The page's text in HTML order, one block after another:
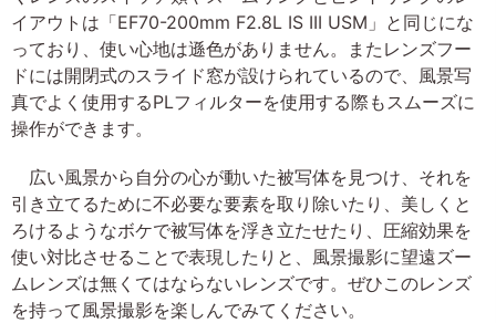
イアウトは「EF70-200mm F2.8L IS III USM」と同じにな
っており、使い心地は遜色がありません。またレンズフー
ドには開閉式のスライド窓が設けられているので、風景写
真でよく使用するPLフィルターを使用する際もスムーズに
操作ができます。
広い風景から自分の心が動いた被写体を見つけ、それを
引き立てるために不必要な要素を取り除いたり、美しくと
ろけるようなボケで被写体を浮き立たせたり、圧縮効果を
使い対比させることで表現したりと、風景撮影に望遠ズー
ムレンズは無くてはならないレンズです。ぜひこのレンズ
を持って風景撮影を楽しんでみてください。